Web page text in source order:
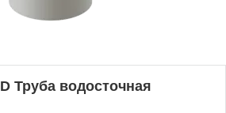
Труба водосточная